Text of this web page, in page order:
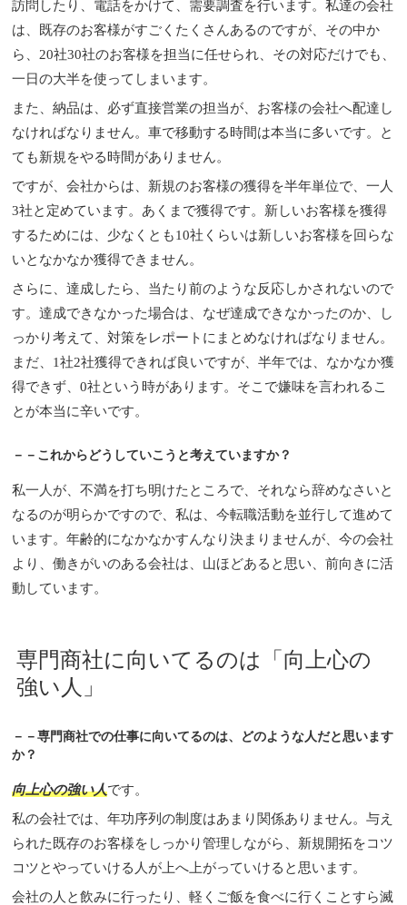
訪問したり、電話をかけて、需要調査を行います。私達の会社
は、既存のお客様がすごくたくさんあるのですが、その中か
ら、20社30社のお客様を担当に任せられ、その対応だけでも、
一日の大半を使ってしまいます。
また、納品は、必ず直接営業の担当が、お客様の会社へ配達し
なければなりません。車で移動する時間は本当に多いです。と
ても新規をやる時間がありません。
ですが、会社からは、新規のお客様の獲得を半年単位で、一人
3社と定めています。あくまで獲得です。新しいお客様を獲得
するためには、少なくとも10社くらいは新しいお客様を回らな
いとなかなか獲得できません。
さらに、達成したら、当たり前のような反応しかされないので
す。達成できなかった場合は、なぜ達成できなかったのか、し
っかり考えて、対策をレポートにまとめなければなりません。
まだ、1社2社獲得できれば良いですが、半年では、なかなか獲
得できず、0社という時があります。そこで嫌味を言われるこ
とが本当に辛いです。
－－これからどうしていこうと考えていますか？
私一人が、不満を打ち明けたところで、それなら辞めなさいと
なるのが明らかですので、私は、今転職活動を並行して進めて
います。年齢的になかなかすんなり決まりませんが、今の会社
より、働きがいのある会社は、山ほどあると思い、前向きに活
動しています。
専門商社に向いてるのは「向上心の
強い人」
－－専門商社での仕事に向いてるのは、どのような人だと思います
か？
向上心の強い人です。
私の会社では、年功序列の制度はあまり関係ありません。与え
られた既存のお客様をしっかり管理しながら、新規開拓をコツ
コツとやっていける人が上へ上がっていけると思います。
会社の人と飲みに行ったり、軽くご飯を食べに行くことすら滅